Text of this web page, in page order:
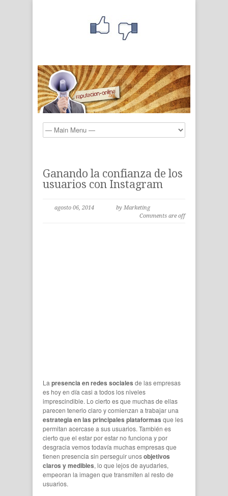
Ganando la confianza de los
usuarios con Instagram
agosto 06, 2014
by Marketing
Comments are off
La presencia en redes sociales de las empresas
es hoy en día casi a todos los niveles
imprescindible. Lo cierto es que muchas de ellas
parecen tenerlo claro y comienzan a trabajar una
estrategia en las principales plataformas que les
permitan acercase a sus usuarios. También es
cierto que el estar por estar no funciona y por
desgracia vemos todavía muchas empresas que
tienen presencia sin perseguir unosobjetivos
claros y medibles, lo que lejos de ayudarles,
empeoran la imagen que transmiten al resto de
usuarios.